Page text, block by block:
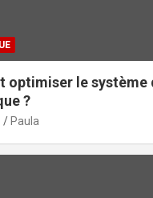
optimiser le système
?
Paula